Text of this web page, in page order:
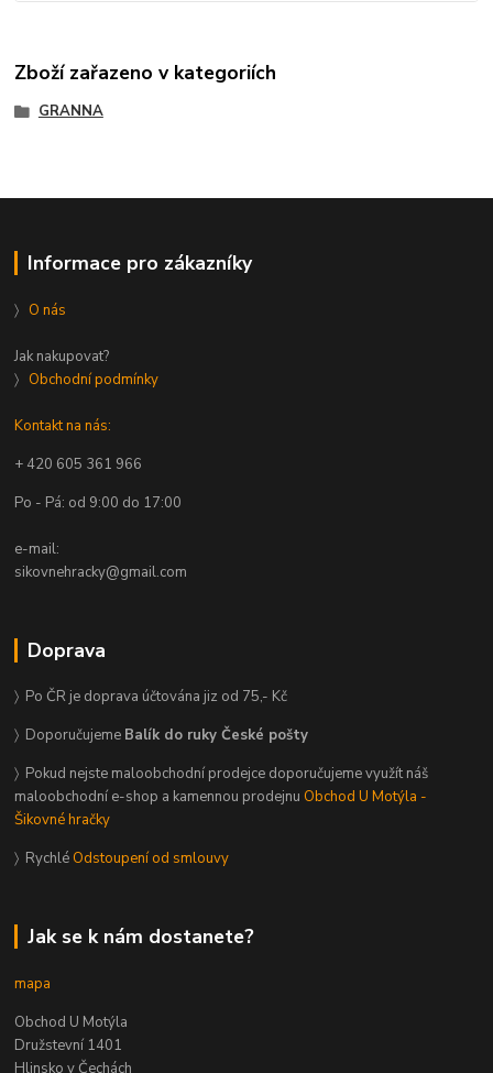
Zboží zařazeno v kategoriích
GRANNA
Informace pro zákazníky
〉 O nás
Jak nakupovat?
〉 Obchodní podmínky
Kontakt na nás:
+ 420 605 361 966
Po - Pá: od 9:00 do 17:00
e-mail:
sikovnehracky@gmail.com
Doprava
〉 Po ČR je doprava účtována jiz od 75,- Kč
〉 Doporučujeme Balík do ruky České pošty
〉 Pokud nejste maloobchodní prodejce doporučujeme využít náš
maloobchodní e-shop a kamennou prodejnu Obchod U Motýla -
Šikovné hračky
〉 Rychlé Odstoupení od smlouvy
Jak se k nám dostanete?
mapa
Obchod U Motýla
Družstevní 1401
Hlinsko v Čechách